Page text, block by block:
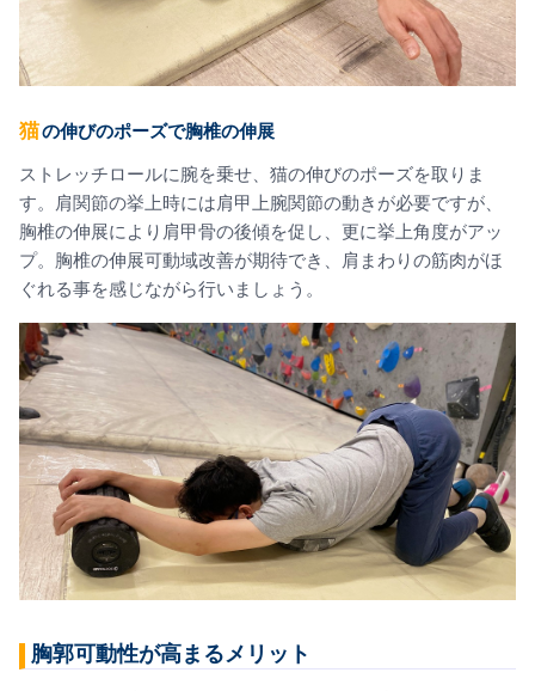
猫の伸びのポーズで胸椎の伸展
ストレッチロールに腕を乗せ、猫の伸びのポーズを取りま
す。肩関節の挙上時には肩甲上腕関節の動きが必要ですが、
胸椎の伸展により肩甲骨の後傾を促し、更に挙上角度がアッ
プ。胸椎の伸展可動域改善が期待でき、肩まわりの筋肉がほ
ぐれる事を感じながら行いましょう。
胸郭可動性が高まるメリット